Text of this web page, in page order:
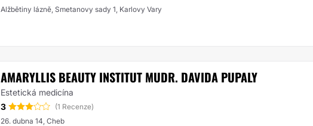
Alžbětiny lázně, Smetanovy sady 1, Karlovy Vary
AMARYLLIS BEAUTY INSTITUT MUDR. DAVIDA PUPALY
Estetická medicína
3
(1 Recenze)
26. dubna 14, Cheb